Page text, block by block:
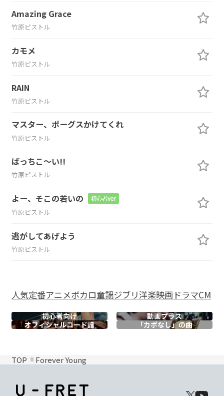
Amazing Grace
竹原ピストル
カモメ
竹原ピストル
RAIN
竹原ピストル
マスター、ポーグスかけてくれ
竹原ピストル
ばっちこ～い!!
竹原ピストル
よー、そこの若いの 初心者ver
竹原ピストル
逃がしてあげよう
竹原ピストル
人気定番アニメボカロ童謡ジブリ洋楽映画ドラマCM
初心者向け
動画プラス
オフィシャルコード譜 「カポなし」の曲
TOP Forever Young